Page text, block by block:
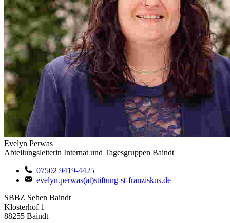
Evelyn Perwas
Abteilungsleiterin Internat und Tagesgruppen Baindt
07502 9419-4425
evelyn.perwas(at)stiftung-st-franziskus.de
SBBZ Sehen Baindt
Klosterhof 1
88255 Baindt